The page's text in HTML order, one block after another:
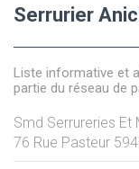
Serrurier
Liste informative et
partie du réseau de
Smd Serrureries Et
76 Rue Pasteur